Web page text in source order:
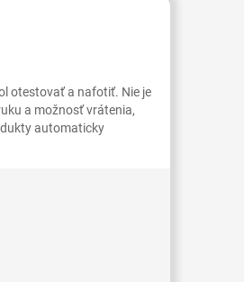
otestovať a nafotiť. Nie je
a možnosť vrátenia,
automaticky